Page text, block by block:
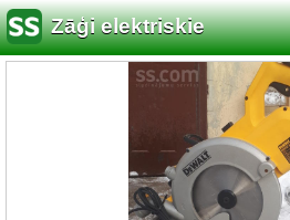
Zāģi elektriskie